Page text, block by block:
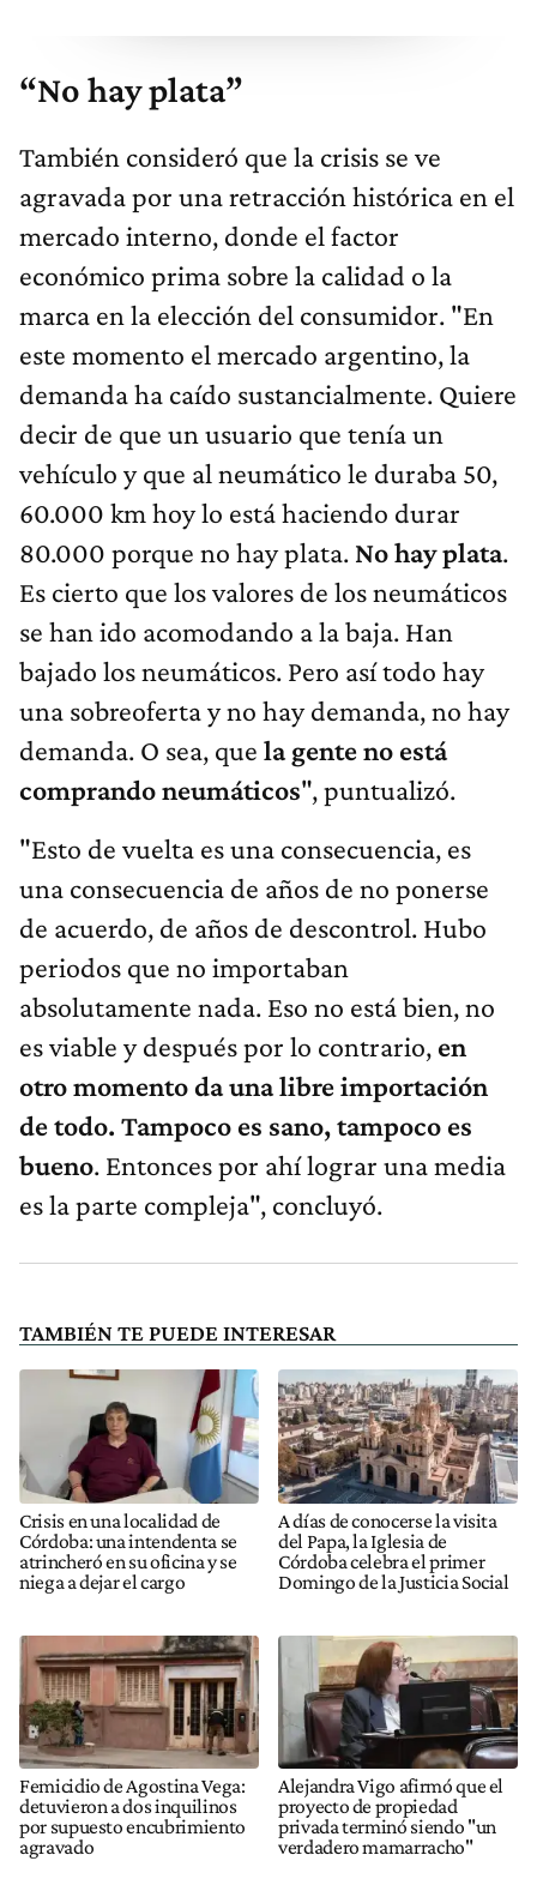
“No hay plata”
También consideró que la crisis se ve
agravada por una retracción histórica en el
mercado interno, donde el factor
económico prima sobre la calidad o la
marca en la elección del consumidor. "En
este momento el mercado argentino, la
demanda ha caído sustancialmente. Quiere
decir de que un usuario que tenía un
vehículo y que al neumático le duraba 50,
60.000 km hoy lo está haciendo durar
80.000 porque no hay plata. No hay plata.
Es cierto que los valores de los neumáticos
se han ido acomodando a la baja. Han
bajado los neumáticos. Pero así todo hay
una sobreoferta y no hay demanda, no hay
demanda. O sea, que la gente no está
comprando neumáticos", puntualizó.
"Esto de vuelta es una consecuencia, es
una consecuencia de años de no ponerse
de acuerdo, de años de descontrol. Hubo
periodos que no importaban
absolutamente nada. Eso no está bien, no
es viable y después por lo contrario, en
otro momento da una libre importación
de todo. Tampoco es sano, tampoco es
bueno. Entonces por ahí lograr una media
es la parte compleja", concluyó.
TAMBIÉN TE PUEDE INTERESAR
Crisis en una localidad de
Córdoba: una intendenta se
atrincheró en su oficina y se
niega a dejar el cargo
A días de conocerse la visita
del Papa, la Iglesia de
Córdoba celebra el primer
Domingo de la Justicia Social
Femicidio de Agostina Vega:
detuvieron a dos inquilinos
por supuesto encubrimiento
agravado
Alejandra Vigo afirmó que el
proyecto de propiedad
privada terminó siendo "un
verdadero mamarracho"